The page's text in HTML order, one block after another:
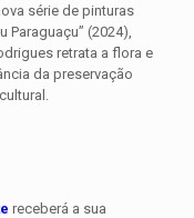
série de pinturas
(2024),
retrata a flora e
da preservação
receberá a sua